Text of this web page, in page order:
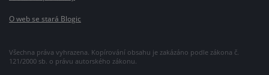
Všechna práva vyhrazena. Kopírování obsahu je zakázáno podle zákona č.
121/2000 sb. o právu autorského zákonu.
O web se stará Blogic